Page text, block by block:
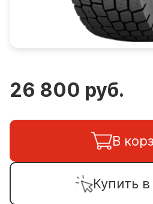
26 800 руб.
В
Купить